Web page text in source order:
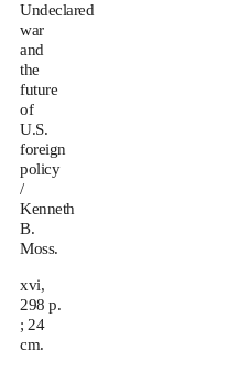
Undeclared
war
and
the
future
of
U.S.
foreign
policy
/
Kenneth
B.
Moss.
xvi,
298 p.
; 24
cm.